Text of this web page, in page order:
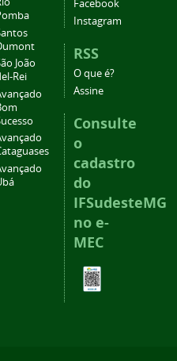
João
Rei
Facebook
Instagram
RSS
O que é?
Assine
Consulte
o
cadastro
do
IFSudesteMG
no e-
MEC